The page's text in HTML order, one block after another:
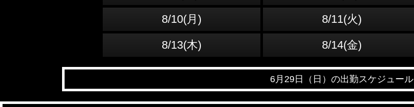
8/10(月) 8/11(火)
8/13(木) 8/14(金)
6月29日（日）の出勤スケジュール